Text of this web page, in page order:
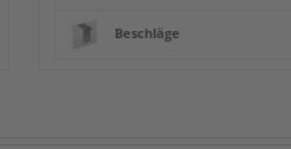
Beschläge